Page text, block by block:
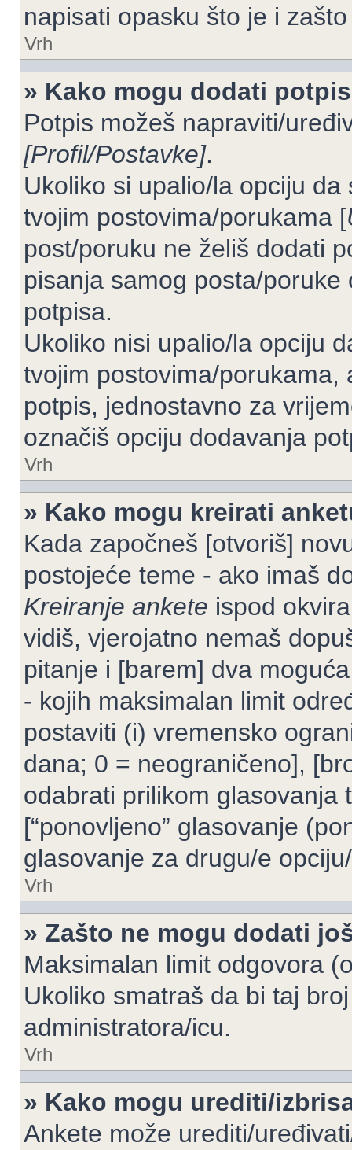
napisati opasku što je i
Vrh
» Kako mogu dodati
Potpis možeš napraviti/
[Profil/Postavke].
Ukoliko si upalio/la opciju
tvojim postovima/porukama [
post/poruku ne želiš dodati
pisanja samog posta/
potpisa.
Ukoliko nisi upalio/la opciju
tvojim postovima/
potpis, jednostavno za
označiš opciju dodavanja
Vrh
» Kako mogu kreirati
Kada započneš [otvoriš]
postojeće teme - ako imaš
Kreiranje ankete ispod
vidiš, vjerojatno nemaš
pitanje i [barem] dva
- kojih maksimalan limit
postaviti (i) vremensko
dana; 0 = neograničeno],
odabrati prilikom glasovanja
[“ponovljeno” glasovanje
glasovanje za drugu/e
Vrh
» Zašto ne mogu dodati
Maksimalan limit odgovora
Ukoliko smatraš da bi taj
administratora/icu.
Vrh
» Kako mogu urediti/
Ankete može urediti/